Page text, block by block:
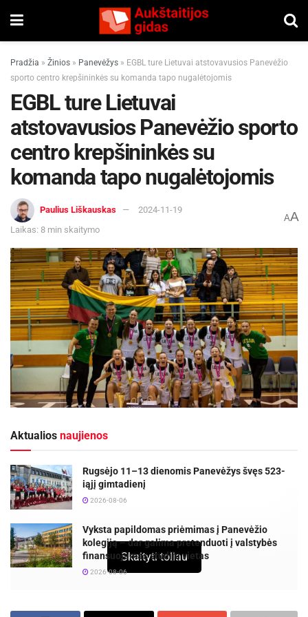
Pradžia » Žinios » Panevėžys » EGBL ture Lietuvai atstovavusios Panevėžio
sporto centro krepšininkės su komanda tapo nugalėtojomis
EGBL ture Lietuvai
atstovavusios Panevėžio sporto
centro krepšininkės su
komanda tapo nugalėtojomis
Paulius Liškauskas
2024-11-19
Laikas: 8 min skaitymo
AA
Aktualios naujienos
Rugsėjo 11–13 dienomis Panevėžys švęs 523-
iąjį gimtadienį
2026-08-06
Vyksta papildomas priėmimas į Panevėžio
kolegiją – dar galima pretenduoti į valstybės
finansuojamas studijų vietas
2026-08-06
Savaitgalį Latvijos sostinėje Rygoje vyko Europos
Skaityti toliau